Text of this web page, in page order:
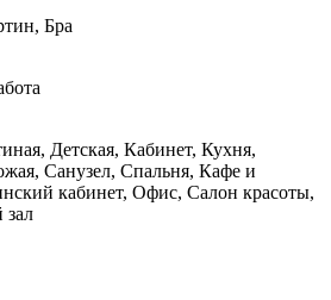
Бра
Детская, Кабинет, Кухня,
Санузел, Спальня, Кафе и
кабинет, Офис, Салон красоты,
зал